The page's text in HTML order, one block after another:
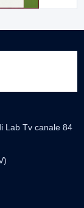
Lab Tv canale 84